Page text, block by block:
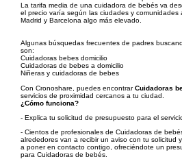
La tarifa media de una cuidadora de bebés va
el precio varía según las ciudades y comunidades
Madrid y Barcelona algo más elevado.
Algunas búsquedas frecuentes de padres
son:
Cuidadoras bebes domicilio
Cuidadoras de bebes a domicilio
Niñeras y cuidadoras de bebes
Con Cronoshare, puedes encontrarCuidadoras
servicios de proximidad cercanos a tu ciudad.
¿Cómo funciona?
- Explica tu solicitud de presupuesto para el
- Cientos de profesionales de Cuidadoras de
alrededores van a recibir un aviso con tu solicitud
a poner en contacto contigo, ofreciéndote un
para Cuidadoras de bebés.